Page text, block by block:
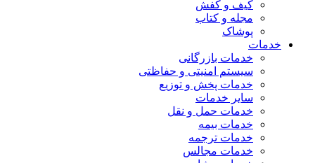
کیف و کفش
مجله و کتاب
پوشاک
خدمات
خدمات بازرگانی
سیستم امنیتی و حفاظتی
خدمات پخش و توزیع
سایر خدمات
خدمات حمل و نقل
خدمات بیمه
خدمات ترجمه
خدمات مجالس